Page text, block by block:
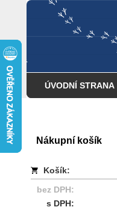
ÚVODNÍ STRANA
Nákupní košík
Košík:
bez DPH:
s DPH: